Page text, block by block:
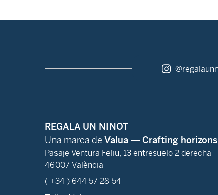
REGALA UN NINOT
Una marca de Valua — Crafting horizons
Pasaje Ventura Feliu, 13 entresuelo 2 derecha
46007 València
( +34 ) 644 57 28 54